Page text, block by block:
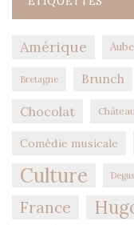
Amérique Aube
Bretagne Brunch
Chocolat
Comédie musicale
Culture
France